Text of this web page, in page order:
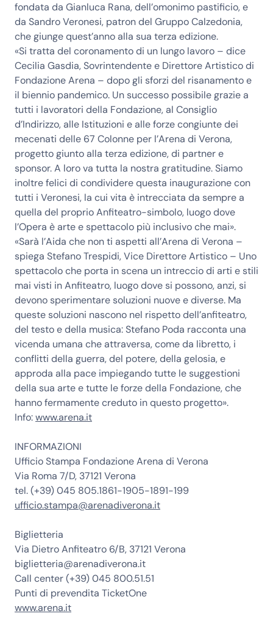
fondata da Gianluca Rana, dell’omonimo pastificio, e
da Sandro Veronesi, patron del Gruppo Calzedonia,
che giunge quest’anno alla sua terza edizione.
«Si tratta del coronamento di un lungo lavoro – dice
Cecilia Gasdia, Sovrintendente e Direttore Artistico di
Fondazione Arena – dopo gli sforzi del risanamento e
il biennio pandemico. Un successo possibile grazie a
tutti i lavoratori della Fondazione, al Consiglio
d’Indirizzo, alle Istituzioni e alle forze congiunte dei
mecenati delle 67 Colonne per l’Arena di Verona,
progetto giunto alla terza edizione, di partner e
sponsor. A loro va tutta la nostra gratitudine. Siamo
inoltre felici di condividere questa inaugurazione con
tutti i Veronesi, la cui vita è intrecciata da sempre a
quella del proprio Anfiteatro-simbolo, luogo dove
l’Opera è arte e spettacolo più inclusivo che mai».
«Sarà l’Aida che non ti aspetti all’Arena di Verona –
spiega Stefano Trespidi, Vice Direttore Artistico – Uno
spettacolo che porta in scena un intreccio di arti e stili
mai visti in Anfiteatro, luogo dove si possono, anzi, si
devono sperimentare soluzioni nuove e diverse. Ma
queste soluzioni nascono nel rispetto dell’anfiteatro,
del testo e della musica: Stefano Poda racconta una
vicenda umana che attraversa, come da libretto, i
conflitti della guerra, del potere, della gelosia, e
approda alla pace impiegando tutte le suggestioni
della sua arte e tutte le forze della Fondazione, che
hanno fermamente creduto in questo progetto».
Info:www.arena.it
INFORMAZIONI
Ufficio Stampa Fondazione Arena di Verona
Via Roma 7/D, 37121 Verona
tel. (+39) 045 805.1861-1905-1891-199
ufficio.stampa@arenadiverona.it
Biglietteria
Via Dietro Anfiteatro 6/B, 37121 Verona
biglietteria@arenadiverona.it
Call center (+39) 045 800.51.51
Punti di prevendita TicketOne
www.arena.it